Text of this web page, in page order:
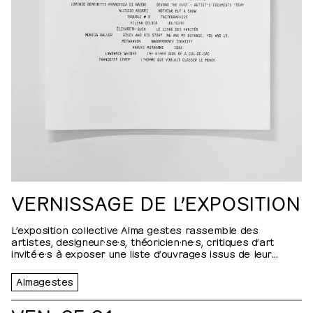
VERNISSAGE DE L’EXPOSITION
L’exposition collective Alma gestes rassemble des
artistes, designeur·se·s, théoricien·ne·s, critiques d’art
invité·e·s à exposer une liste d’ouvrages issus de leur
peuvent représenter les anthologies constituées de livres
de prédilection,…
Almagestes